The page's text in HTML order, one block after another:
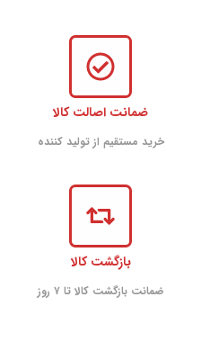
ضمانت اصالت کالا
خرید مستقیم از تولید کننده
بازگشت کالا
ضمانت بازگشت کالا تا ۷ روز